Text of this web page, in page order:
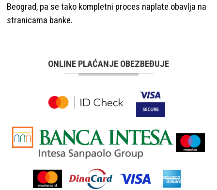
Beograd, pa se tako kompletni proces naplate obavlja na
stranicama banke.
ONLINE PLAĆANJE OBEZBEĐUJE